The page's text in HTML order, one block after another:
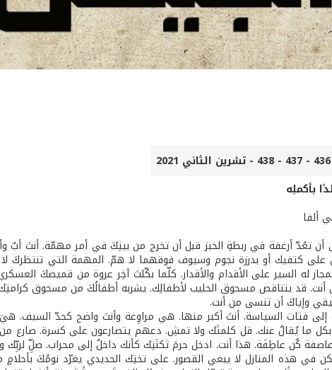
بأكملِه
ألفا
تعُدّ أرغفة في ربطةِ الخبز قبل أن تخرج من بيتِكَ في أمر مهمّة. أنتَ
كتفيك أو بدرزة نجوم وسيوف فوقهما لا همّ. المهمة التي تنتظركَ
له السير على الأقدام والأقدار. كلّما بكّلتَ آخِر عروة من قميصكَ
أنت. قد يتناقص مسحوق الحليب لأطفالِك. يشربه أطفالُكَ من مسحوق
وإياكَ أن تنسى من أنت.
إلى فتات السياسة. أنتَ أكبر منها. هي مراوِغة وأنتَ واضح كحدّ السيف.
ما يُقالُ عنك. قل كلمتَك ولا تمشِ. دعهم يتصارعون على كسرة. صارع من
كُن عاطِفَة. هذا أنت. ادخل حرمَ ثكنَتِك كأنك داخلٌ إلى محراب. صلِّ لربِّك
في هذه المنازل لا يبغي القصور. على تختِك الحديدي يغرّد نومُكَ